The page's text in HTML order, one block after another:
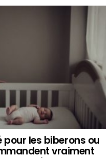
pour les biberons ou
vraiment